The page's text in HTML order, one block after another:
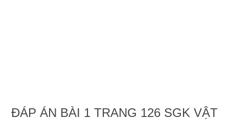
ĐÁP ÁN BÀI 1 TRANG 126 SGK VẬT